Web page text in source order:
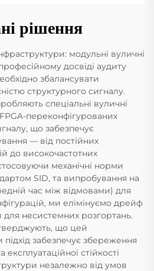
рішення
модульні вуличні
досвіді аудиту
збалансувати
структурного сигналу.
спеціальні вуличні
переконфігурованих
що забезпечує
— від постійних
до високочастотних
механічні норми
SID, та випробування на
час між відмовами) для
ми елімінуємо дрейф
для несистемних розгортань.
що цей
забезпечує збереження
експлуатаційної стійкості
незалежно від умов